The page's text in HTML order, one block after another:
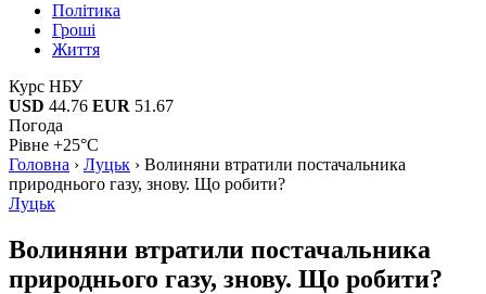
Політика
Гроші
Життя
Курс НБУ
USD 44.76 EUR 51.67
Погода
Рівне +25°C
Головна › Луцьк › Волиняни втратили постачальника
природнього газу, знову. Що робити?
Луцьк
Волиняни втратили постачальника
природнього газу, знову. Що робити?